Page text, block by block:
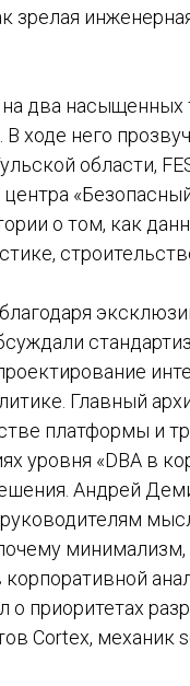
зрелая
два насыщенных
ходе него
области,
о том, как
Главный
платформы и
уровня «DBA в
Андрей
приоритетах
Cortex, механик